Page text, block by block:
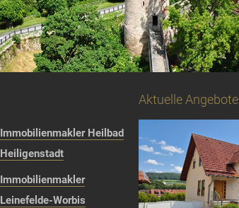
Immobilienmakler Heilbad
Heiligenstadt
Immobilienmakler
Leinefelde-Worbis
Aktuelle Angebote